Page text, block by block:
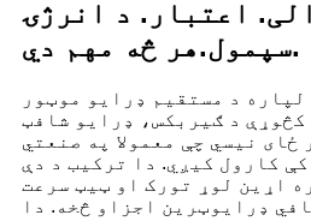
اعتبار. د انرژۍ
سپمول.هر څه مهم دي.
د مستقیم ډرایو موټور
کڅوړې د ګیربکس، ډرایو شافټ
ځای نیسي چې معمولا په صنعتي
کارول کیږي. دا ترکیب د دې
اړین لوړ تورک او ټیټ سرعت
ډرایوټرین اجزاو څخه. دا